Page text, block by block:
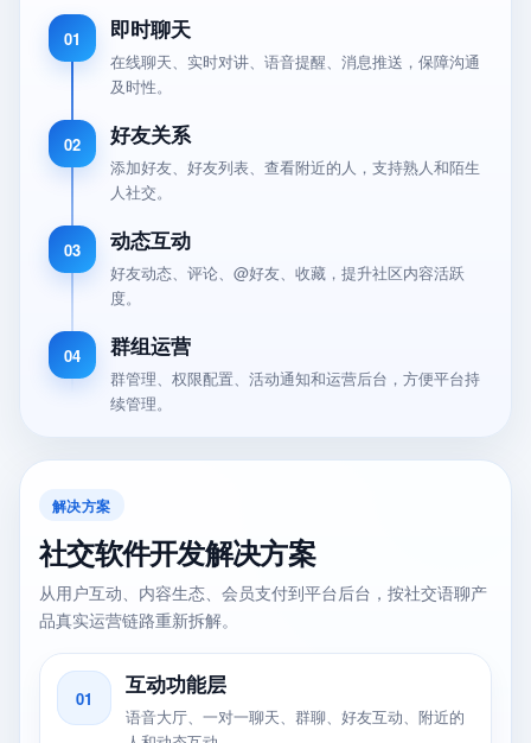
01 即时聊天
在线聊天、实时对讲、语音提醒、消息推送，保障沟通
及时性。
02 好友关系
添加好友、好友列表、查看附近的人，支持熟人和陌生
人社交。
03 动态互动
好友动态、评论、@好友、收藏，提升社区内容活跃
度。
04 群组运营
群管理、权限配置、活动通知和运营后台，方便平台持
续管理。
解决方案
社交软件开发解决方案
从用户互动、内容生态、会员支付到平台后台，按社交语聊产
品真实运营链路重新拆解。
01 互动功能层
语音大厅、一对一聊天、群聊、好友互动、附近的